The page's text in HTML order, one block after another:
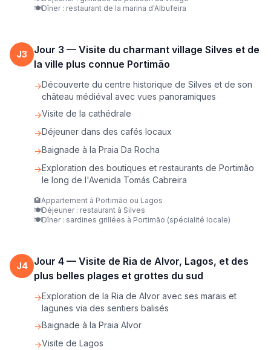
🍽️Dîner : restaurant de la marina d'Albufeira
J3 Jour 3 — Visite du charmant village Silves et de
la ville plus connue Portimão
→Découverte du centre historique de Silves et de son
château médiéval avec vues panoramiques
→Visite de la cathédrale
→Déjeuner dans des cafés locaux
→Baignade à la Praia Da Rocha
→Exploration des boutiques et restaurants de Portimão
le long de l'Avenida Tomás Cabreira
🏨Appartement à Portimão ou Lagos
🍽️Déjeuner : restaurant à Silves
🍽️Dîner : sardines grillées à Portimão (spécialité locale)
J4 Jour 4 — Visite de Ria de Alvor, Lagos, et des
plus belles plages et grottes du sud
→Exploration de la Ria de Alvor avec ses marais et
lagunes via des sentiers balisés
→Baignade à la Praia Alvor
→Visite de Lagos